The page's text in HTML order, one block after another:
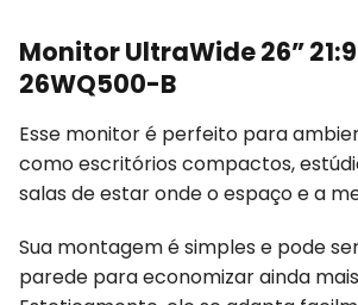
Monitor UltraWide 26”
26WQ500-B
Esse monitor é perfeito para
como escritórios compactos,
salas de estar onde o espaço e a
Sua montagem é simples e pode
parede para economizar ainda